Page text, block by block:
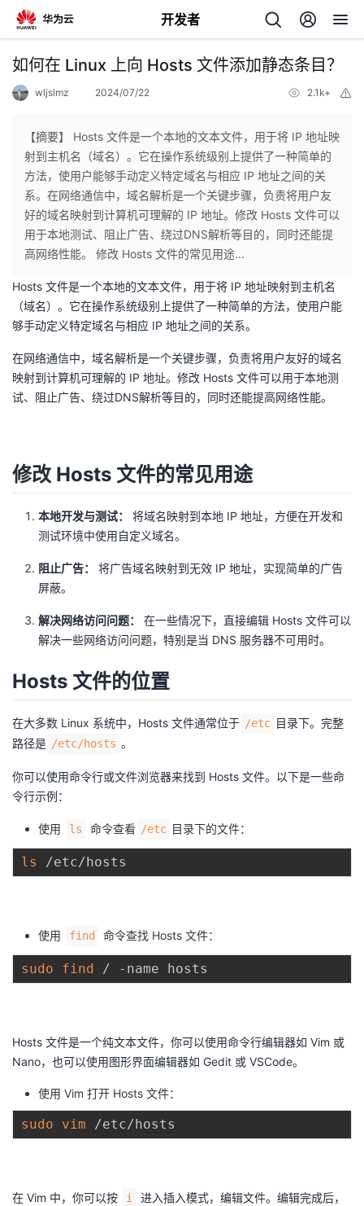
开发者
返
个
人
页
我
开
发
者
的
博
我
的
坛
我
圈
子
的
直
我
的
我
注
开
发
者
学
的
程
我
认
证
的
实
验
我
的
收
的
Programs
我
的
支
持
的
技
支
持
我
的
声
建
议
如何在 Linux 上向 Hosts 文件添加静态条目？
wljslmz 2024/07/22 2.1k+
【摘要】 Hosts 文件是一个本地的文本文件，用于将 IP 地址映
射到主机名（域名）。它在操作系统级别上提供了一种简单的
方法，使用户能够手动定义特定域名与相应 IP 地址之间的关
系。在网络通信中，域名解析是一个关键步骤，负责将用户友
好的域名映射到计算机可理解的 IP 地址。修改 Hosts 文件可以
用于本地测试、阻止广告、绕过DNS解析等目的，同时还能提
高网络性能。 修改 Hosts 文件的常见用途...
Hosts 文件是一个本地的文本文件，用于将 IP 地址映射到主机名
（域名）。它在操作系统级别上提供了一种简单的方法，使用户能
够手动定义特定域名与相应 IP 地址之间的关系。
在网络通信中，域名解析是一个关键步骤，负责将用户友好的域名
映射到计算机可理解的 IP 地址。修改 Hosts 文件可以用于本地测
试、阻止广告、绕过DNS解析等目的，同时还能提高网络性能。
修改 Hosts 文件的常见用途
本地开发与测试：
将域名映射到本地 IP 地址，方便在开发和
测试环境中使用自定义域名。
阻止广告：
将广告域名映射到无效 IP 地址，实现简单的广告
屏蔽。
解决网络访问问题：
在一些情况下，直接编辑 Hosts 文件可以
解决一些网络访问问题，特别是当 DNS 服务器不可用时。
Hosts 文件的位置
在大多数 Linux 系统中，Hosts 文件通常位于 /etc 目录下。完整
路径是 /etc/hosts 。
你可以使用命令行或文件浏览器来找到 Hosts 文件。以下是一些命
令行示例：
使用 ls 命令查看 /etc 目录下的文件：
ls
使用 find 命令查找 Hosts 文件：
sudo find
Hosts 文件是一个纯文本文件，你可以使用命令行编辑器如 Vim 或
Nano，也可以使用图形界面编辑器如 Gedit 或 VSCode。
使用 Vim 打开 Hosts 文件：
sudo vim
在 Vim 中，你可以按 i
进入插入模式，编辑文件。编辑完成后，